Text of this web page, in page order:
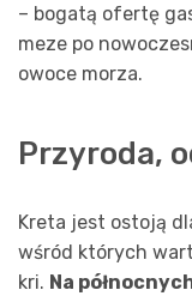
– bogatą ofertę
meze po
owoce morza.
Przyroda,
Kreta jest ostoją
wśród których
kri. Na